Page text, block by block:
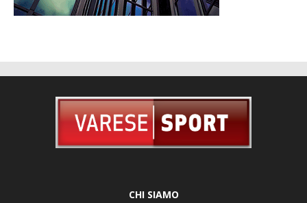
CHI SIAMO